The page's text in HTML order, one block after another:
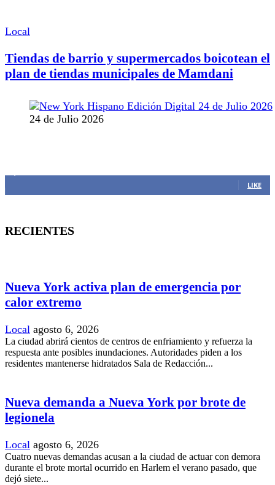
Local
Tiendas de barrio y supermercados boicotean el
plan de tiendas municipales de Mamdani
24 de Julio 2026
LIKE
RECIENTES
Nueva York activa plan de emergencia por
calor extremo
Local agosto 6, 2026
La ciudad abrirá cientos de centros de enfriamiento y refuerza la
respuesta ante posibles inundaciones. Autoridades piden a los
residentes mantenerse hidratados Sala de Redacción...
Nueva demanda a Nueva York por brote de
legionela
Local agosto 6, 2026
Cuatro nuevas demandas acusan a la ciudad de actuar con demora
durante el brote mortal ocurrido en Harlem el verano pasado, que
dejó siete...